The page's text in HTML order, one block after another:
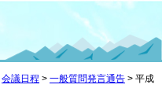
会議日程 > 一般質問発言通告 > 平成